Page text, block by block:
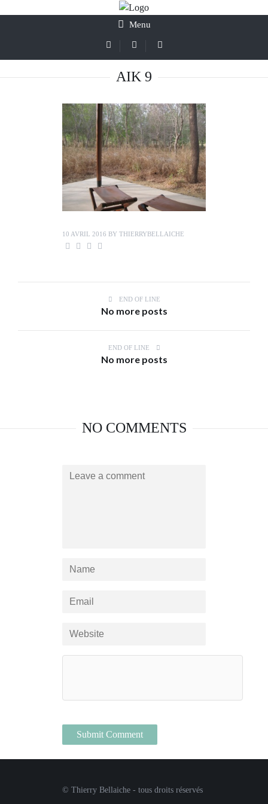
Menu
AIK 9
10 AVRIL 2016 BY THIERRYBELLAICHE
END OF LINE
No more posts
END OF LINE
No more posts
NO COMMENTS
© Thierry Bellaiche - tous droits réservés